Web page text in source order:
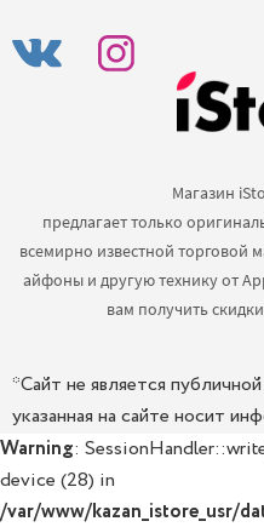
предлагает только
всемирно известной торговой
айфоны и другую технику от
вам получить
*Сайт не является
указанная на сайте носит
Warning:
device (28) in
/var/www/kazan_istore_usr/